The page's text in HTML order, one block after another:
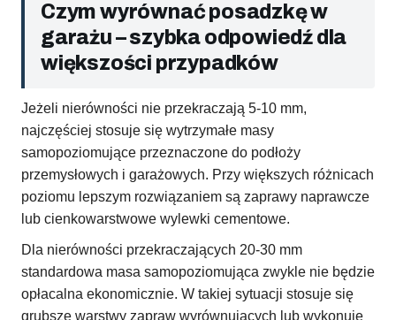
Czym wyrównać posadzkę w
garażu – szybka odpowiedź dla
większości przypadków
Jeżeli nierówności nie przekraczają 5-10 mm,
najczęściej stosuje się wytrzymałe masy
samopoziomujące przeznaczone do podłoży
przemysłowych i garażowych. Przy większych różnicach
poziomu lepszym rozwiązaniem są zaprawy naprawcze
lub cienkowarstwowe wylewki cementowe.
Dla nierówności przekraczających 20-30 mm
standardowa masa samopoziomująca zwykle nie będzie
opłacalna ekonomicznie. W takiej sytuacji stosuje się
grubsze warstwy zapraw wyrównujących lub wykonuje